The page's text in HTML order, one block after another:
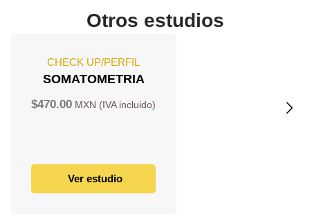
Otros estudios
CHECK UP/PERFIL
SOMATOMETRIA
$470.00
Ver estudio